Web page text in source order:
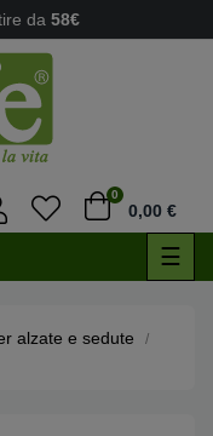
da 58€
0
0,00 €
☰
alzate e sedute